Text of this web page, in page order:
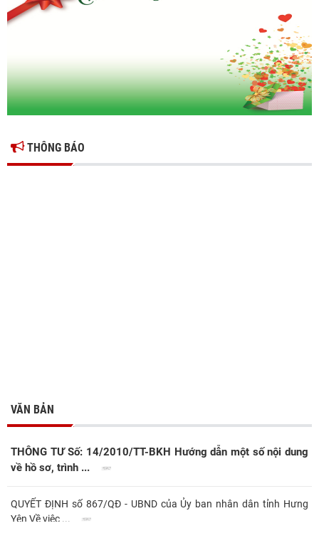
Hiệp hội doanh nghiệp tỉnh Hưng Yên: Cập nhật chính sách thuế mới
THÔNG BÁO
VĂN BẢN
THÔNG TƯ Số: 14/2010/TT-BKH Hướng dẫn một số nội dung
về hồ sơ, trình ...
QUYẾT ĐỊNH số 867/QĐ - UBND của Ủy ban nhân dân tỉnh Hưng
Yên Về việc ...